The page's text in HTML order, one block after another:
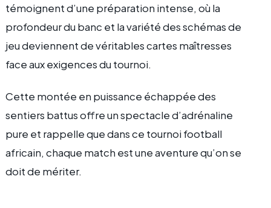
témoignent d’une préparation intense, où la
profondeur du banc et la variété des schémas de
jeu deviennent de véritables cartes maîtresses
face aux exigences du tournoi.
Cette montée en puissance échappée des
sentiers battus offre un spectacle d’adrénaline
pure et rappelle que dans ce tournoi football
africain, chaque match est une aventure qu’on se
doit de mériter.